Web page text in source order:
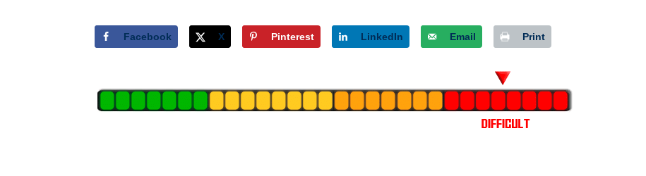
Facebook X Pinterest LinkedIn Email Print